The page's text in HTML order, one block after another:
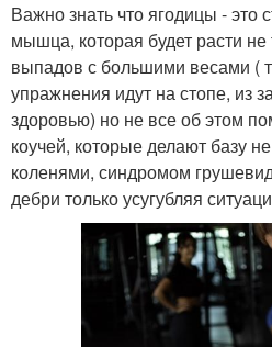
Важно знать что ягодицы - это
мышца, которая будет расти не
выпадов с большими весами (
упражнения идут на стопе, из
здоровью) но не все об этом
коучей, которые делают базу
коленями, синдромом
дебри только усугубляя